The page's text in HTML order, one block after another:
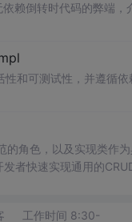
赖倒转时代码的弊端，
性和可测试性，并遵循依
的角色，以及实现类作
者快速实现通用的
工作时间 8:30-